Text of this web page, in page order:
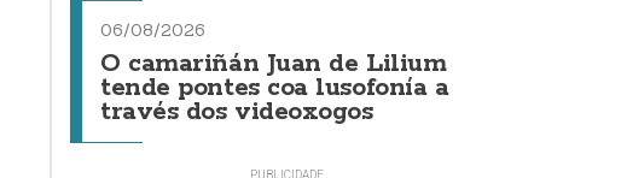
06/08/2026
O camariñán Juan de Lilium
tende pontes coa lusofonía a
través dos videoxogos